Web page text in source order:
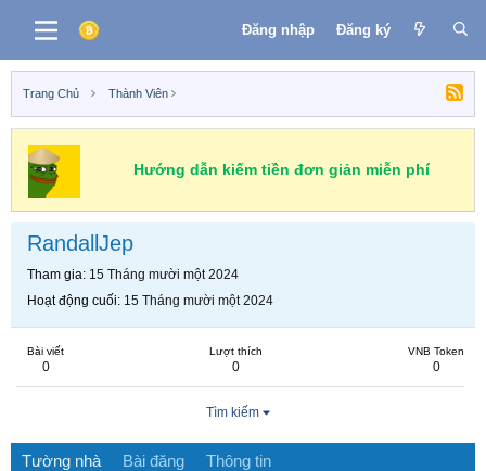
Đăng nhập Đăng ký
Trang Chủ Thành Viên
Hướng dẫn kiếm tiền đơn giản miễn phí
RandallJep
Tham gia 15 Tháng mười một 2024
Hoạt động cuối 15 Tháng mười một 2024
Bài viết
0
Lượt thích
0
VNB Token
0
Tìm kiếm
Tường nhà Bài đăng Thông tin